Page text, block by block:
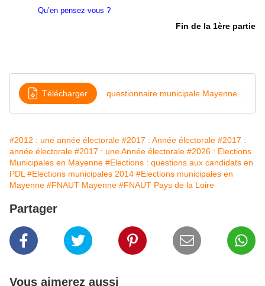
Qu’en pensez-vous ?
Fin de la 1ère partie
Télécharger
#2012 : une année électorale #2017 : Année électorale #2017 :
année électorale #2017 : une Année électorale #2026 : Elections
Municipales en Mayenne #Elections : questions aux candidats en
PDL #Elections municipales 2014 #Elections municipales en
Mayenne #FNAUT Mayenne #FNAUT Pays de la Loire
Partager
Vous aimerez aussi